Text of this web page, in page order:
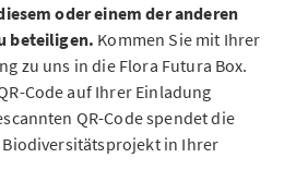
oder einem der anderen
beteiligen. Kommen Sie mit Ihrer
zu uns in die Flora Futura Box.
Code auf Ihrer Einladung
QR-Code spendet die
Biodiversitätsprojekt in Ihrer